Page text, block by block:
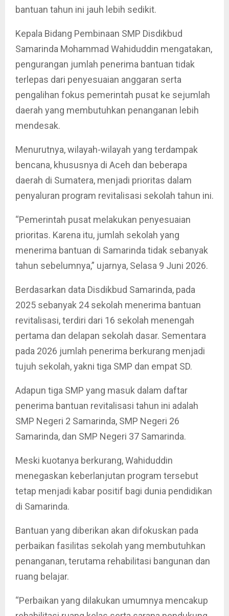
bantuan tahun ini jauh lebih sedikit.
Kepala Bidang Pembinaan SMP Disdikbud
Samarinda Mohammad Wahiduddin mengatakan,
pengurangan jumlah penerima bantuan tidak
terlepas dari penyesuaian anggaran serta
pengalihan fokus pemerintah pusat ke sejumlah
daerah yang membutuhkan penanganan lebih
mendesak.
Menurutnya, wilayah-wilayah yang terdampak
bencana, khususnya di Aceh dan beberapa
daerah di Sumatera, menjadi prioritas dalam
penyaluran program revitalisasi sekolah tahun ini.
“Pemerintah pusat melakukan penyesuaian
prioritas. Karena itu, jumlah sekolah yang
menerima bantuan di Samarinda tidak sebanyak
tahun sebelumnya,” ujarnya, Selasa 9 Juni 2026.
Berdasarkan data Disdikbud Samarinda, pada
2025 sebanyak 24 sekolah menerima bantuan
revitalisasi, terdiri dari 16 sekolah menengah
pertama dan delapan sekolah dasar. Sementara
pada 2026 jumlah penerima berkurang menjadi
tujuh sekolah, yakni tiga SMP dan empat SD.
Adapun tiga SMP yang masuk dalam daftar
penerima bantuan revitalisasi tahun ini adalah
SMP Negeri 2 Samarinda, SMP Negeri 26
Samarinda, dan SMP Negeri 37 Samarinda.
Meski kuotanya berkurang, Wahiduddin
menegaskan keberlanjutan program tersebut
tetap menjadi kabar positif bagi dunia pendidikan
di Samarinda.
Bantuan yang diberikan akan difokuskan pada
perbaikan fasilitas sekolah yang membutuhkan
penanganan, terutama rehabilitasi bangunan dan
ruang belajar.
“Perbaikan yang dilakukan umumnya mencakup